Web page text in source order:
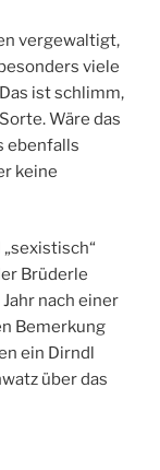
vergewaltigt,
viele
ist schlimm,
Wäre das
ebenfalls
keine
Brüderle
nach einer
Bemerkung
ein Dirndl
über das